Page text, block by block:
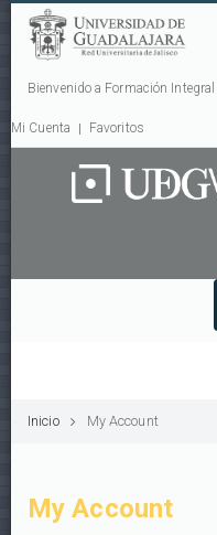
Bienvenido a Formación Integral
Mi Cuenta Favoritos
Inicio My Account
My Account